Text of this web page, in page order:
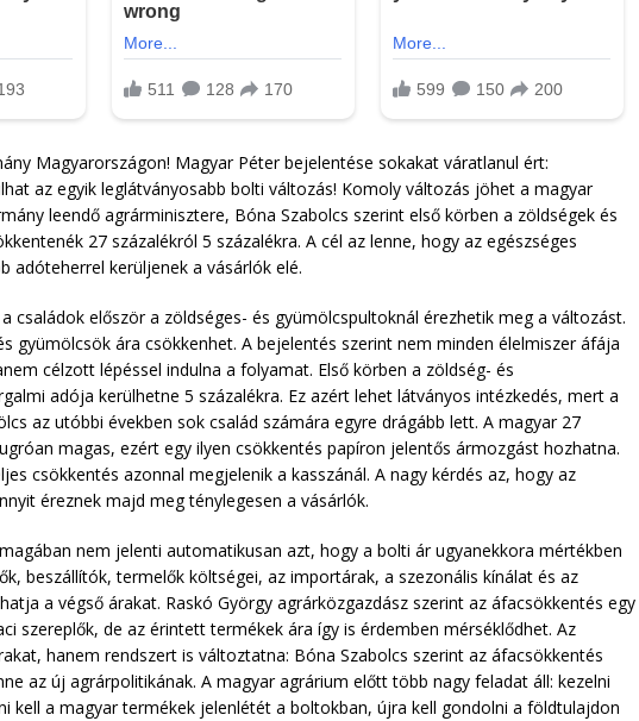
Magyarországon! Magyar Péter bejelentése sokakat váratlanul ért:
az egyik leglátványosabb bolti változás! Komoly változás jöhet a magyar
leendő agrárminisztere, Bóna Szabolcs szerint első körben a zöldségek és
27 százalékról 5 százalékra. A cél az lenne, hogy az egészséges
adóteherrel kerüljenek a vásárlók elé.
családok először a zöldséges- és gyümölcspultoknál érezhetik meg a változást.
gyümölcsök ára csökkenhet. A bejelentés szerint nem minden élelmiszer áfája
célzott lépéssel indulna a folyamat. Első körben a zöldség- és
adója kerülhetne 5 százalékra. Ez azért lehet látványos intézkedés, mert a
az utóbbi években sok család számára egyre drágább lett. A magyar 27
magas, ezért egy ilyen csökkentés papíron jelentős ármozgást hozhatna.
csökkentés azonnal megjelenik a kasszánál. A nagy kérdés az, hogy az
éreznek majd meg ténylegesen a vásárlók.
nem jelenti automatikusan azt, hogy a bolti ár ugyanekkora mértékben
beszállítók, termelők költségei, az importárak, a szezonális kínálat és az
a végső árakat. Raskó György agrárközgazdász szerint az áfacsökkentés egy
szereplők, de az érintett termékek ára így is érdemben mérséklődhet. Az
hanem rendszert is változtatna: Bóna Szabolcs szerint az áfacsökkentés
az új agrárpolitikának. A magyar agrárium előtt több nagy feladat áll: kezelni
kell a magyar termékek jelenlétét a boltokban, újra kell gondolni a földtulajdon